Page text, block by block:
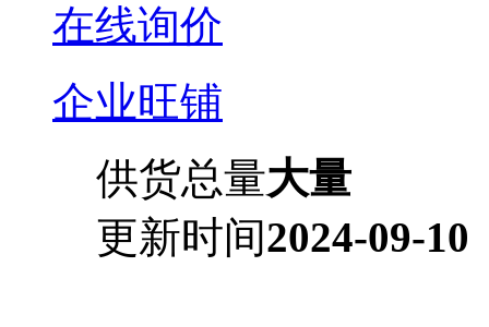
在线询价
企业旺铺
供货总量大量
更新时间2024-09-10